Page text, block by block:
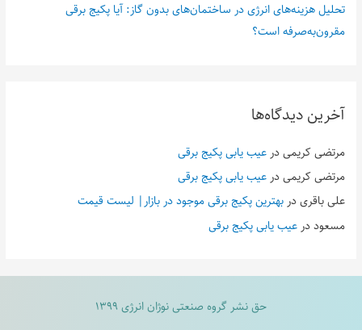
تحلیل هزینه‌های انرژی در ساختمان‌های بدون گاز: آیا پکیج برقی
مقرون‌به‌صرفه است؟
آخرین دیدگاه‌ها
مرتضی کریمیدرعیب یابی پکیج برقی
مرتضی کریمیدرعیب یابی پکیج برقی
علی باقریدربهترین پکیج برقی موجود در بازار| لیست قیمت
مسعوددرعیب یابی پکیج برقی
حق نشر گروه صنعتی نوژان انرژی ۱۳۹۹